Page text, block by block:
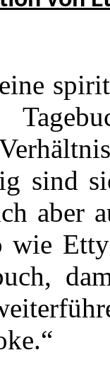
sind
aber
wie